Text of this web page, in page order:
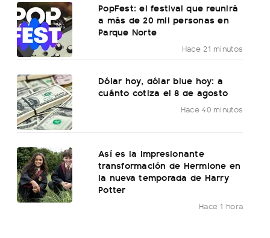
PopFest: el festival que reunirá
a más de 20 mil personas en
Parque Norte
Hace 21 minutos
Dólar hoy, dólar blue hoy: a
cuánto cotiza el 8 de agosto
Hace 40 minutos
Así es la impresionante
transformación de Hermione en
la nueva temporada de Harry
Potter
Hace 1 hora